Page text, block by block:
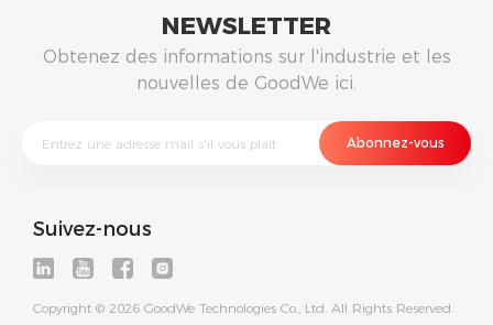
NEWSLETTER
Obtenez des informations sur l'industrie et les
nouvelles de GoodWe ici.
Suivez-nous
Copyright © 2026 GoodWe Technologies Co., Ltd. All Rights Reserved.